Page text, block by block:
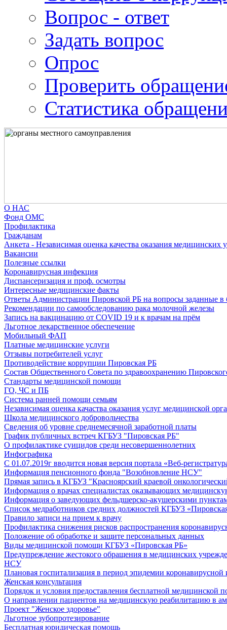
Вопрос - ответ
Задать вопрос
Опрос
Проверить
Статистика
О НАС
Фонд ОМС
Профилактика
Гражданам
Анкета - Независимая оценка качества оказания медицинских
Вакансии
Полезные ссылки
Коронавирусная инфекция
Диспансеризация и проф. осмотры
Интересные медицинские факты
Ответы Администрации Пировской РБ на вопросы заданные в
Рекомендации по самообследованию рака молочной железы
Запись на вакцинацию от COVID 19 и к врачам на прём
Льготное лекарственное обеспечение
Мобильный ФАП
Платные медицинские услуги
Отзывы потребителей услуг
Противодействие коррупции Пировская РБ
Состав Общественного Совета по здравоохранению
Стандарты медицинской помощи
ГО, ЧС и ПБ
Система ранней помощи семьям
Независимая оценка качаства оказания услуг медицинской
Школа медицинского добровольчества
Сведения об уровне среднемесячной заработной платы
График публичных встреч КГБУЗ "Пировская РБ"
О профилактике суицидов среди несовершеннолетних
Инфографика
С 01.07.2019г вводится новая версия портала «Веб-
Информация пенсионного фонда "Возобновление НСУ"
Прямая запись в КГБУЗ "Красноярский краевой
Информация о врачах специалистах оказывающих
Информация о заведующих фельдшерско-акушерскими
Список медработников средних должностей КГБУЗ
Правило записи на прием к врачу
Профилактика снижения рисков распространения
Положение об обработке и защите персональных данных
Виды медицинской помощи КГБУЗ «Пировская РБ»
Предупреждение жестокого обращения в медицинских
НСУ
Плановая госпитализация в период эпидемии
Женская консультация
Порядок и условия предоставления бесплатной медицинской
О направлении пациентов на медицинскую реабилитацию в
Проект "Женское здоровье"
Льготное зубопротезирование
Бесплатная юридическая помощь